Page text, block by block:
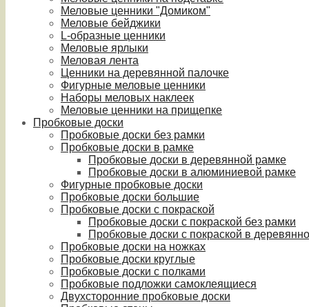
Меловые ценники "Домиком"
Меловые бейджики
L-образные ценники
Меловые ярлыки
Меловая лента
Ценники на деревянной палочке
Фигурные меловые ценники
Наборы меловых наклеек
Меловые ценники на прищепке
Пробковые доски
Пробковые доски без рамки
Пробковые доски в рамке
Пробковые доски в деревянной рамке
Пробковые доски в алюминиевой рамке
Фигурные пробковые доски
Пробковые доски большие
Пробковые доски с покраской
Пробковые доски с покраской без рамки
Пробковые доски с покраской в
Пробковые доски на ножках
Пробковые доски круглые
Пробковые доски с полками
Пробковые подложки самоклеящиеся
Двухсторонние пробковые доски